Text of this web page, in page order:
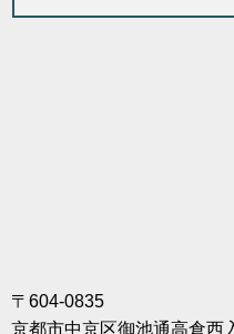
〒604-0835
京都市中京区御池通高倉西